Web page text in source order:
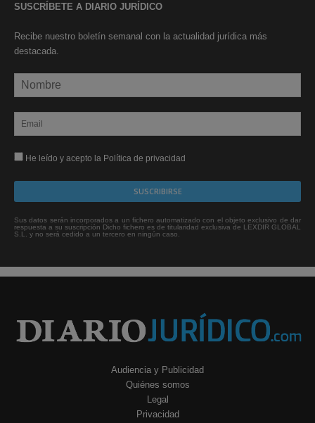
SUSCRÍBETE A DIARIO JURÍDICO
Recibe nuestro boletín semanal con la actualidad jurídica más
destacada.
He leído y acepto la Política de privacidad
Sus datos serán incorporados a un fichero automatizado con el objeto exclusivo de dar
respuesta a su suscripción Dicho fichero es de titularidad exclusiva de LEXDIR GLOBAL
S.L. y no será cedido a un tercero en ningún caso.
Audiencia y Publicidad
Quiénes somos
Legal
Privacidad